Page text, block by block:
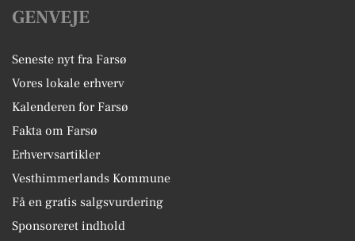
GENVEJE
Seneste nyt fra Farsø
Vores lokale erhverv
Kalenderen for Farsø
Fakta om Farsø
Erhvervsartikler
Vesthimmerlands Kommune
Få en gratis salgsvurdering
Sponsoreret indhold